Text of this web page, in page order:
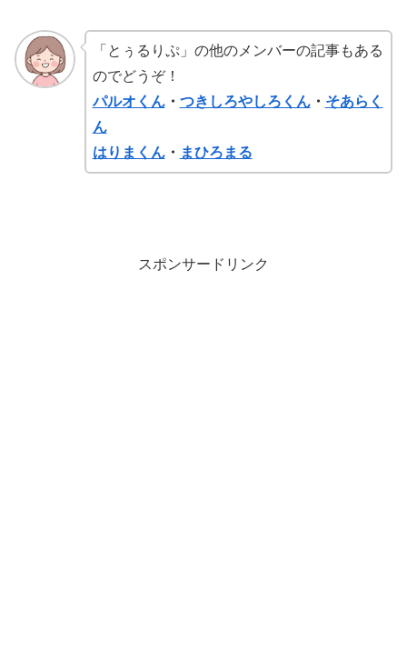
「とぅるりぷ」 の他のメンバーの記事もある
のでどうぞ！
パルオくん・ つきしろやしろくん・ そあらく
ん
はりまくん・ まひろまる
スポンサードリンク